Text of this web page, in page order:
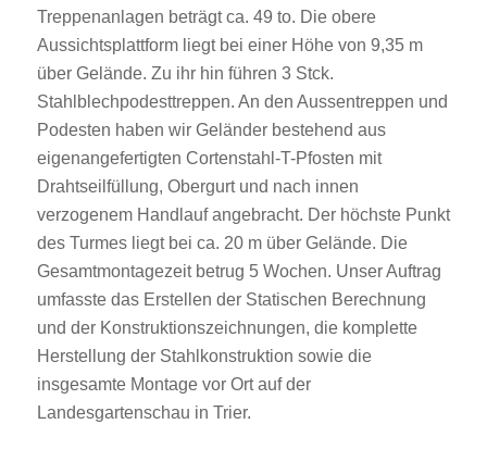
Treppenanlagen beträgt ca. 49 to. Die obere
Aussichtsplattform liegt bei einer Höhe von 9,35 m
über Gelände. Zu ihr hin führen 3 Stck.
Stahlblechpodesttreppen. An den Aussentreppen und
Podesten haben wir Geländer bestehend aus
eigenangefertigten Cortenstahl-T-Pfosten mit
Drahtseilfüllung, Obergurt und nach innen
verzogenem Handlauf angebracht. Der höchste Punkt
des Turmes liegt bei ca. 20 m über Gelände. Die
Gesamtmontagezeit betrug 5 Wochen. Unser Auftrag
umfasste das Erstellen der Statischen Berechnung
und der Konstruktionszeichnungen, die komplette
Herstellung der Stahlkonstruktion sowie die
insgesamte Montage vor Ort auf der
Landesgartenschau in Trier.